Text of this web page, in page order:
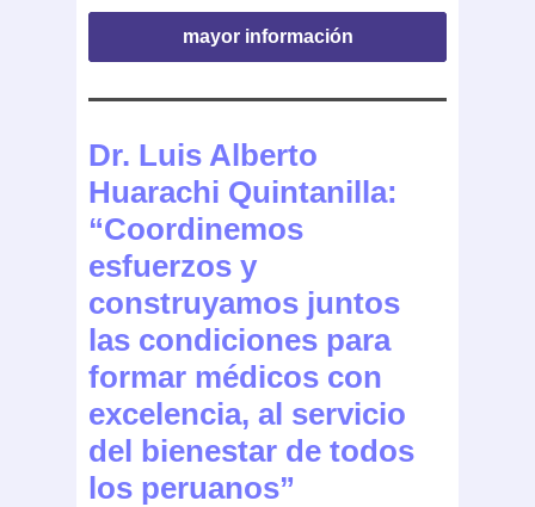
mayor información
Dr. Luis Alberto
Huarachi Quintanilla:
“Coordinemos
esfuerzos y
construyamos juntos
las condiciones para
formar médicos con
excelencia, al servicio
del bienestar de todos
los peruanos”